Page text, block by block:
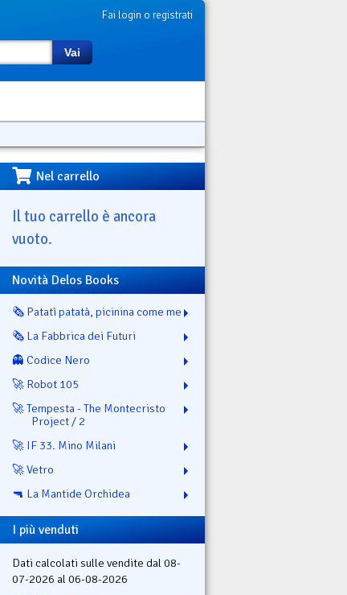
Fai login o registrati
Vai
Nel carrello
Il tuo carrello è ancora
vuoto.
Novità Delos Books
🗞️ Patatì patatà, picinina come me
🗞️ La Fabbrica dei Futuri
👻 Codice Nero
🚀 Robot 105
🚀 Tempesta - The Montecristo
Project / 2
🚀 IF 33. Mino Milani
🚀 Vetro
🔫 La Mantide Orchidea
I più venduti
Dati calcolati sulle vendite dal 08-
07-2026 al 06-08-2026